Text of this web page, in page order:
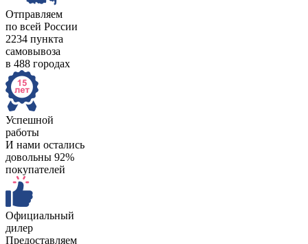
Отправляем
по всей России
2234 пункта
самовывоза
в 488 городах
Успешной
работы
И нами остались
довольны 92%
покупателей
Официальный
дилер
Предоставляем